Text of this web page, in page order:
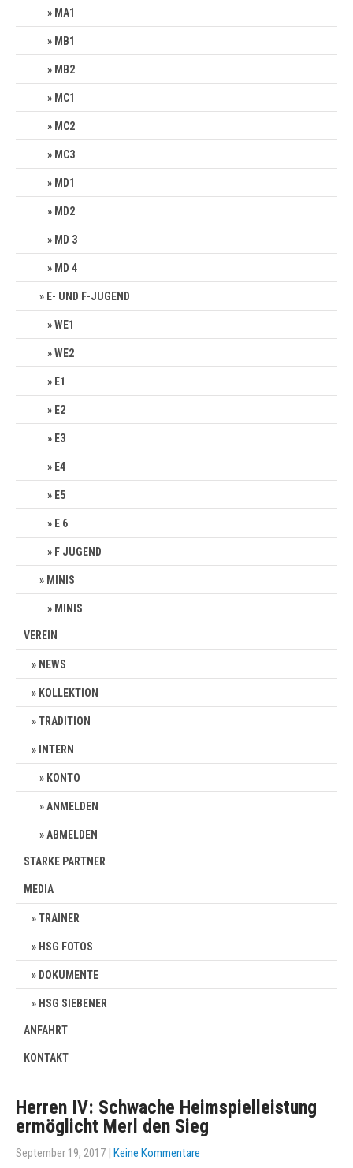
MA1
MB1
MB2
MC1
MC2
MC3
MD1
MD2
MD 3
MD 4
E- UND F-JUGEND
WE1
WE2
E1
E2
E3
E4
E5
E 6
F JUGEND
MINIS
MINIS
VEREIN
NEWS
KOLLEKTION
TRADITION
INTERN
KONTO
ANMELDEN
ABMELDEN
STARKE PARTNER
MEDIA
TRAINER
HSG FOTOS
DOKUMENTE
HSG SIEBENER
ANFAHRT
KONTAKT
Herren IV: Schwache Heimspielleistung
ermöglicht Merl den Sieg
September 19, 2017 | Keine Kommentare